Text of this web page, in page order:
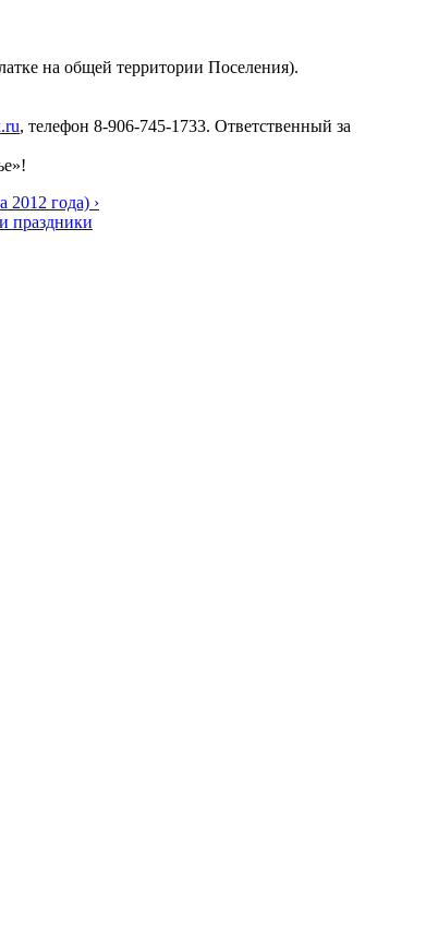
на общей территории Поселения).
, телефон 8-906-745-1733. Ответственный за
2012 года) ›
праздники